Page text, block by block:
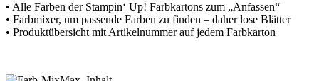
• Alle Farben der Stampin‘ Up! Farbkartons zum „Anfassen“
• Farbmixer, um passende Farben zu finden – daher lose Blätter
• Produktübersicht mit Artikelnummer auf jedem Farbkarton